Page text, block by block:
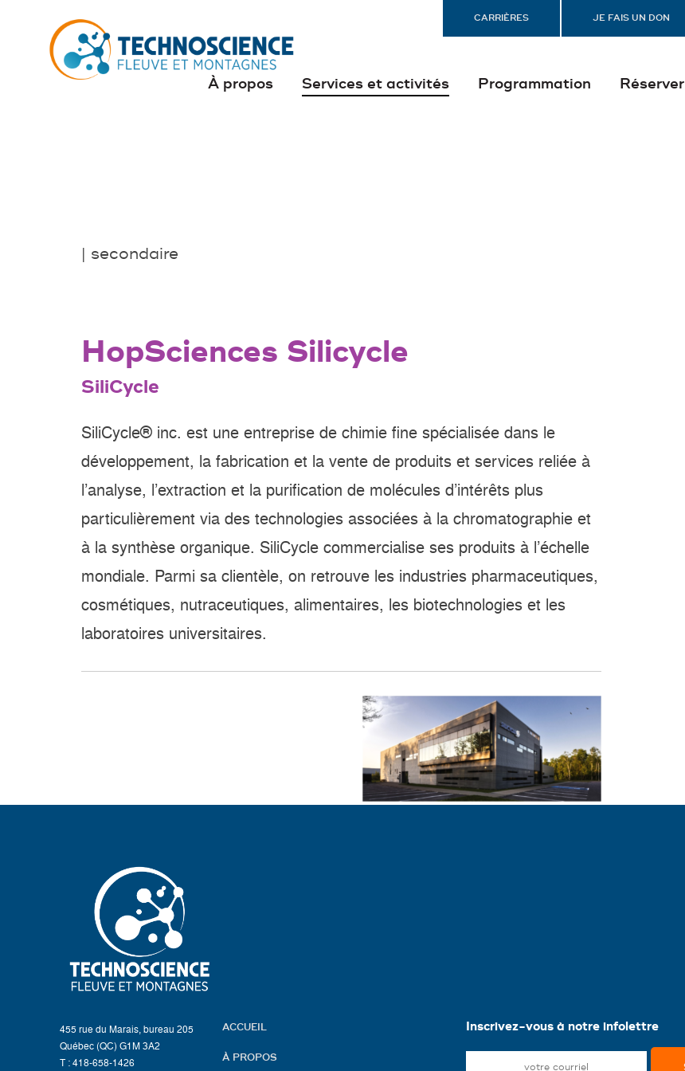
CARRIÈRES JE FAIS UN DON
À propos Services et activités Programmation Réserver
| secondaire
HopSciences Silicycle
SiliCycle
SiliCycle® inc. est une entreprise de chimie fine spécialisée dans le
développement, la fabrication et la vente de produits et services reliée à
l’analyse, l’extraction et la purification de molécules d’intérêts plus
particulièrement via des technologies associées à la chromatographie et
à la synthèse organique. SiliCycle commercialise ses produits à l’échelle
mondiale. Parmi sa clientèle, on retrouve les industries pharmaceutiques,
cosmétiques, nutraceutiques, alimentaires, les biotechnologies et les
laboratoires universitaires.
455 rue du Marais, bureau 205
Québec (QC) G1M 3A2
T : 418-658-1426
ACCUEIL
À PROPOS
Inscrivez-vous à notre infolettre